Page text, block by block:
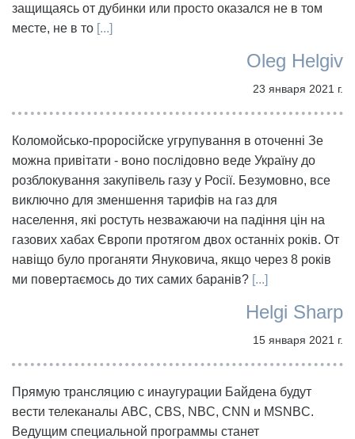
защищаясь от дубинки или просто оказался не в том
месте, не в то [...]
Oleg Helgiv
23 января 2021 г.
Коломойсько-проросійске угрупування в оточенні Зе
можна привітати - воно послідовно веде Україну до
розблокування закупівель газу у Росії. Безумовно, все
виключно для зменшення тарифів на газ для
населення, які ростуть незважаючи на падіння цін на
газових хабах Європи протягом двох останніх років. От
навіщо було проганяти Януковича, якщо через 8 років
ми повертаємось до тих самих баранів? [...]
Helgi Sharp
15 января 2021 г.
Прямую трансляцию с инаугурации Байдена будут
вести телеканалы ABC, CBS, NBC, CNN и MSNBC.
Ведущим специальной программы станет